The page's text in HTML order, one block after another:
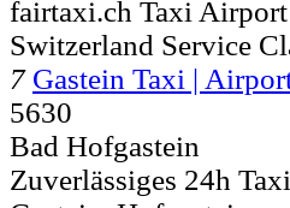
fairtaxi.ch Taxi
Switzerland Service
7 Gastein Taxi |
5630
Bad Hofgastein
Zuverlässiges 24h